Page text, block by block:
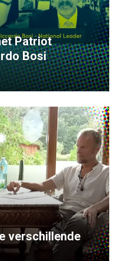
Patriot
Bosi
verschillende